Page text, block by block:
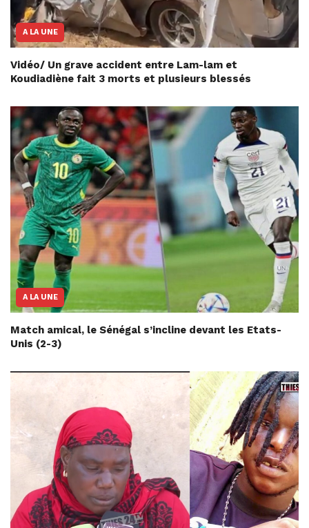
A LA UNE
Vidéo/ Un grave accident entre Lam-lam et
Koudiadiène fait 3 morts et plusieurs blessés
A LA UNE
Match amical, le Sénégal s’incline devant les Etats-
Unis (2-3)